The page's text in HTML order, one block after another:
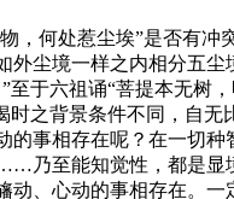
，何处惹尘埃”是否有冲
尘境一样之内相分五尘
于六祖诵“菩提本无树
之背景条件不同，自无
事相存在呢？在一切种
乃至能知觉性，都是显
、心动的事相存在。